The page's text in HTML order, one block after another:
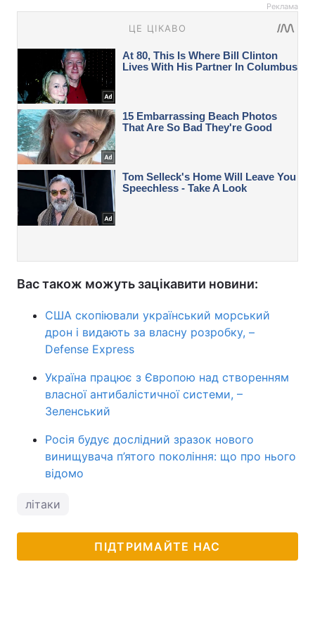
Реклама
Вас також можуть зацікавити новини:
США скопіювали український морський
дрон і видають за власну розробку, –
Defense Express
Україна працює з Європою над створенням
власної антибалістичної системи, –
Зеленський
Росія будує дослідний зразок нового
винищувача п’ятого покоління: що про нього
відомо
літаки
ПІДТРИМАЙТЕ НАС